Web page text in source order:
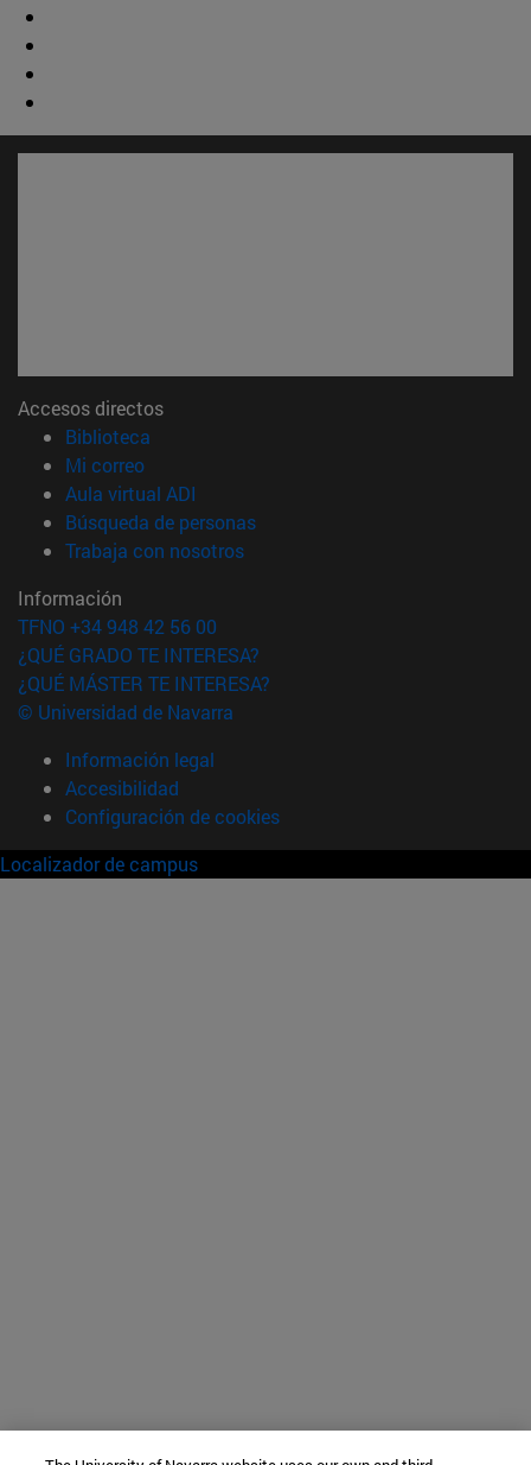
Accesos directos
Biblioteca
Mi correo(abre en nueva ventana)
Aula virtual ADI
Búsqueda de personas(abre en nueva ventana)
Trabaja con nosotros(abre en nueva ventana)
Información
TFNO +34 948 42 56 00
¿QUÉ GRADO TE INTERESA?
¿QUÉ MÁSTER TE INTERESA?
© Universidad de Navarra
Información legal
Accesibilidad
Configuración de cookies
Localizador de campus